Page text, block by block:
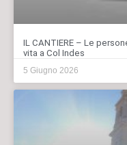
IL CANTIERE – Le
vita a Col Indes
5 Giugno 2026